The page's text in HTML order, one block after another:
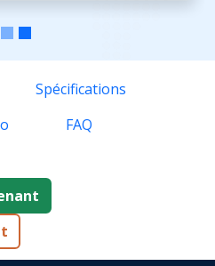
Spécifications
FAQ